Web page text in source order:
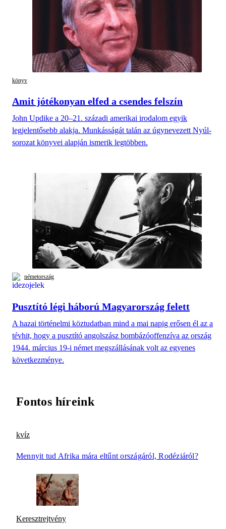
könyv
Amit jótékonyan elfed a csendes felszín
John Updike a 20–21. századi amerikai irodalom egyik
legjelentősebb alakja. Munkásságát talán az úgynevezett Nyúl-
sorozat könyvei alapján ismerik legtöbben.
németország
Pusztító légi háború Magyarország felett
A hazai történelmi köztudatban mind a mai napig erősen él az a
tévhit, hogy a pusztító angolszász bombázóoffenzíva az ország
1944. március 19-i német megszállásának volt az egyenes
következménye.
Fontos híreink
kvíz
Mennyit tud Afrika mára eltűnt országáról, Rodéziáról?
Keresztrejtvény